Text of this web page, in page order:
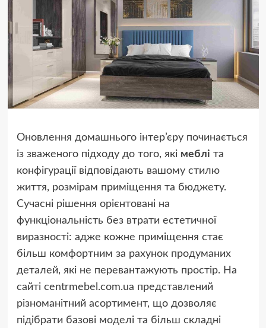
Оновлення домашнього інтер’єру починається
із зваженого підходу до того, які меблі та
конфігурації відповідають вашому стилю
життя, розмірам приміщення та бюджету.
Сучасні рішення орієнтовані на
функціональність без втрати естетичної
виразності: адже кожне приміщення стає
більш комфортним за рахунок продуманих
деталей, які не перевантажують простір. На
сайті centrmebel.com.ua представлений
різноманітний асортимент, що дозволяє
підібрати базові моделі та більш складні